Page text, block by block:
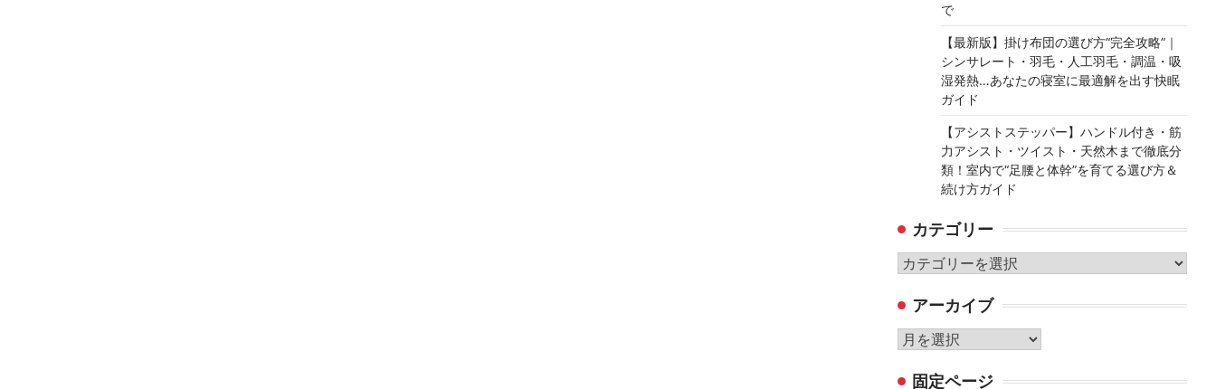
で
【最新版】掛け布団の選び方“完全攻略”｜
シンサレート・羽毛・人工羽毛・調温・吸
湿発熱…あなたの寝室に最適解を出す快眠
ガイド
【アシストステッパー】ハンドル付き・筋
力アシスト・ツイスト・天然木まで徹底分
類！室内で“足腰と体幹”を育てる選び方＆
続け方ガイド
カテゴリー
カ
ゴ
リ
ー
アーカイブ
ア
カ 固定ページ